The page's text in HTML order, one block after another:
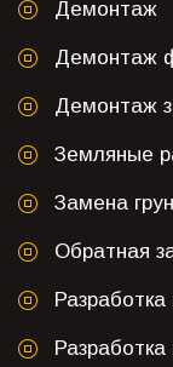
Демонтаж
Демонтаж
Демонтаж
Земляные
Замена
Обратная
Разработка